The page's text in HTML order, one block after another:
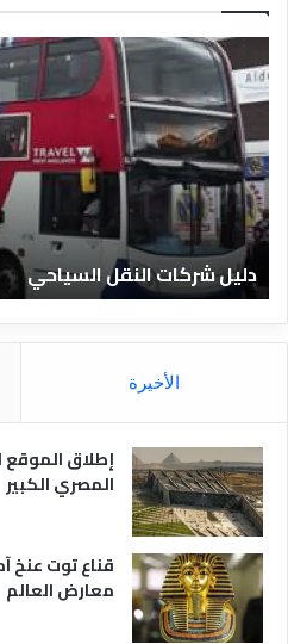
ل
ي
ش
ر
ك
ا
ت
ل
ن
ق
ل
س
ح
ي
دليل شركات النقل السياحي
الأخيرة
إطلاق
المصري الكبير
قناع توت عنخ
معارض العالم